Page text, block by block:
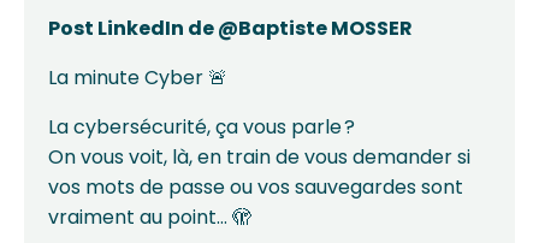
Post LinkedIn de @Baptiste MOSSER
La minute Cyber 🚨
La cybersécurité, ça vous parle ?
On vous voit, là, en train de vous demander si
vos mots de passe ou vos sauvegardes sont
vraiment au point… 🫣